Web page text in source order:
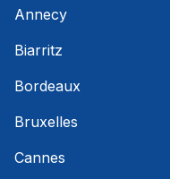
Annecy
Biarritz
Bordeaux
Bruxelles
Cannes